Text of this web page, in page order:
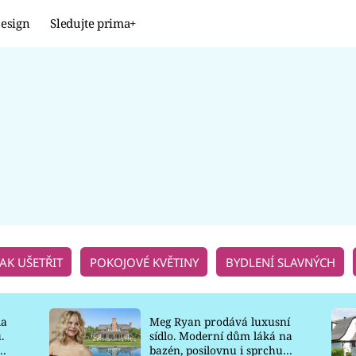
Sledujte prima+
UŠETŘIT POKOJOVÉ KVĚTINY BYDLENÍ SLAVNÝCH
Meg Ryan prodává luxusní
sídlo. Moderní dům láká na
bazén, posilovnu i sprchu